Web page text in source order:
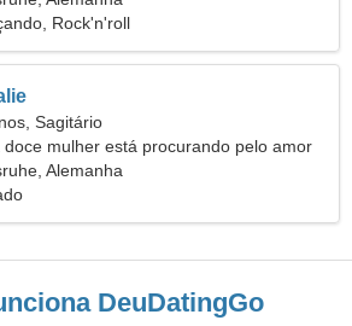
Rock'n'roll
Sagitário
doce mulher está procurando pelo amor
Alemanha
DeuDatingGo